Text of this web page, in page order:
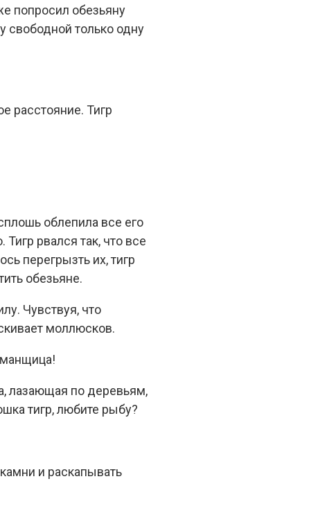
попросил обезьяну
свободной только одну
расстояние. Тигр
облепила все его
Тигр рвался так, что все
перегрызть их, тигр
обезьяне.
Чувствуя, что
моллюсков.
лазающая по деревьям,
тигр, любите рыбу?
и раскапывать